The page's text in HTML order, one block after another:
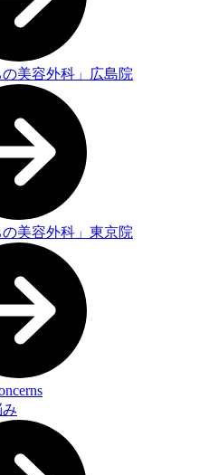
美容外科」広島院
美容外科」東京院